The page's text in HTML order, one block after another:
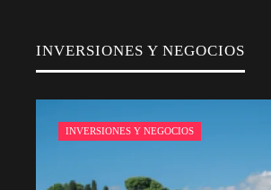
INVERSIONES Y NEGOCIOS
INVERSIONES Y NEGOCIOS